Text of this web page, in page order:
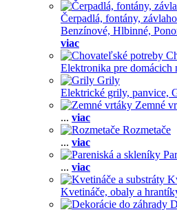
Čerpadlá, fontány,
Benzínové, Hlbinné,
viac
Elektronika pre domácich
Grily
Elektrické grily, panvice,
Zemné
... viac
Rozmetače
... viac
... viac
Kvetináče, obaly a